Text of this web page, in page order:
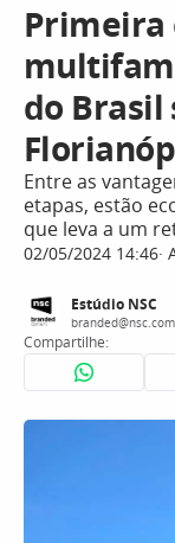
Primeira
do Brasil
Entre as
etapas, estão
que leva a um
02/05/2024 14:46
Estúdio NSC
Compartilhe: